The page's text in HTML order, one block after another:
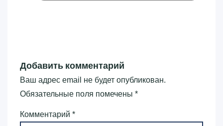
Добавить комментарий
Ваш адрес email не будет опубликован.
Обязательные поля помечены *
Комментарий *